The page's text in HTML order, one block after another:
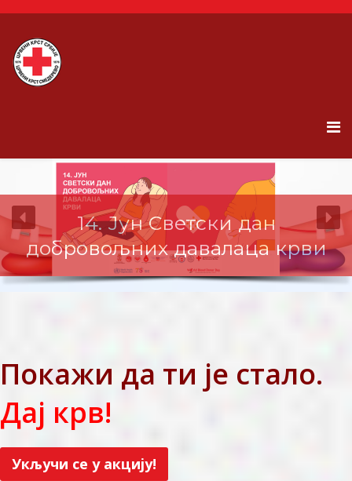
14. Јун Светски дан
добровољних давалаца крви
Покажи да ти је стало.
Дај крв!
Укључи се у акцију!